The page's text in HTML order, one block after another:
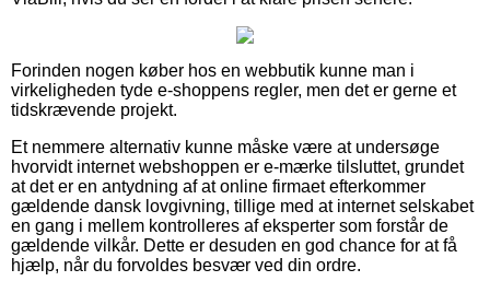
Forinden nogen køber hos en webbutik kunne man i
virkeligheden tyde e-shoppens regler, men det er gerne et
tidskrævende projekt.
Et nemmere alternativ kunne måske være at undersøge
hvorvidt internet webshoppen er e-mærke tilsluttet, grundet
at det er en antydning af at online firmaet efterkommer
gældende dansk lovgivning, tillige med at internet selskabet
en gang i mellem kontrolleres af eksperter som forstår de
gældende vilkår. Dette er desuden en god chance for at få
hjælp, når du forvoldes besvær ved din ordre.